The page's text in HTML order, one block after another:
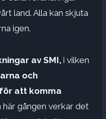
land. Alla kan skjuta
igen.
av SMI, i vilken
och
att komma
här gången verkar det